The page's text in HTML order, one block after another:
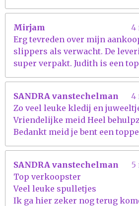
Mirjam
4
Erg tevreden over mijn
slippers als verwacht. De
super verpakt. Judith is een
SANDRA vanstechelman
4
Zo veel leuke kledij en
Vriendelijke meid Heel
Bedankt meid je bent een
SANDRA vanstechelman
5
Top verkoopster
Veel leuke spulletjes
Ik ga hier zeker nog terug